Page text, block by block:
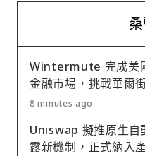
Wintermute 完成美
金融市場，挑戰華爾
8 minutes ago
Uniswap 擬推原生自
露新機制，正式納入